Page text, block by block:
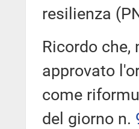
resilienza
Ricordo
approvato
come
del giorno n.